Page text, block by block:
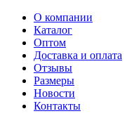
Skip
content
О компании
Каталог
Оптом
Доставка и оплата
Отзывы
Размеры
Новости
Контакты